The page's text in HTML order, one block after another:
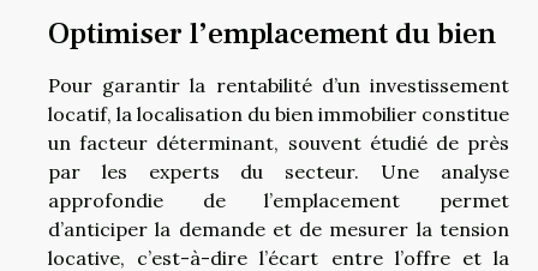
Optimiser l’emplacement du bien
Pour garantir la rentabilité d’un investissement
locatif, la localisation du bien immobilier constitue
un facteur déterminant, souvent étudié de près
par les experts du secteur. Une analyse
approfondie de l’emplacement permet
d’anticiper la demande et de mesurer la tension
locative, c’est-à-dire l’écart entre l’offre et la